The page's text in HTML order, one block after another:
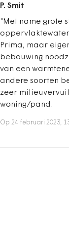
P. Smit
"Met name grote
Prima, maar
bebouwing
van een
andere soorten
zeer
woning/pand.
Op 24 februari 2023,